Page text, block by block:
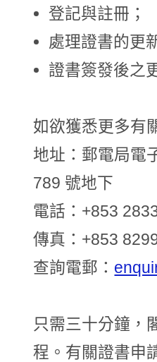
登記與註冊；
處理證書的更
證書簽發後之
如欲獲悉更多有
地址：郵電局電
789 號地下
電話：+853
傳真：+853
查詢電郵：
只需三十分鐘，
程。有關證書申